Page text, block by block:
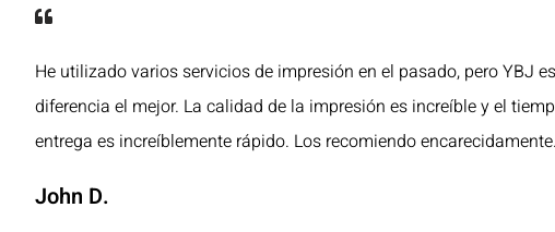
He utilizado varios servicios de impresión en el pasado, pero YBJ
diferencia el mejor. La calidad de la impresión es increíble y el
entrega es increíblemente rápido. Los recomiendo encarecidamente.
John D.